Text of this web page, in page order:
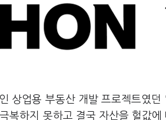
상업용 부동산 개발 프로젝트였
복하지 못하고 결국 자산을 헐값